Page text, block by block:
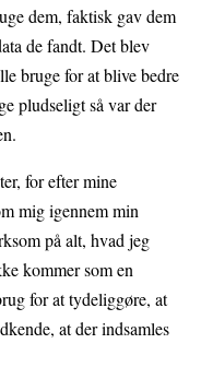
dem, faktisk gav dem
de fandt. Det blev
bruge for at blive bedre
pludseligt så var der
for efter mine
mig igennem min
på alt, hvad jeg
kommer som en
for at tydeliggøre, at
at der indsamles